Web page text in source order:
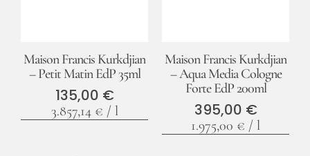
Maison Francis Kurkdjian
– Petit Matin EdP 35ml
135,00 €
3.857,14 € / l
Maison Francis Kurkdjian
– Aqua Media Cologne
Forte EdP 200ml
395,00 €
1.975,00 € / l